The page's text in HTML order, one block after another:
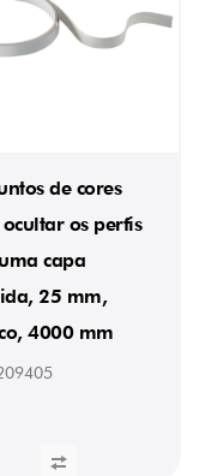
de cores
os perfis
capa
25 mm,
4000 mm